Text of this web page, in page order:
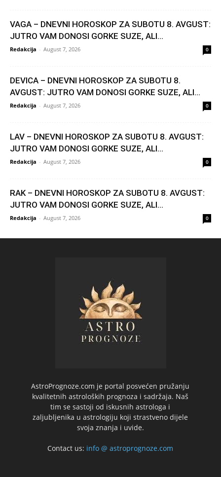
VAGA – DNEVNI HOROSKOP ZA SUBOTU 8. AVGUST:
JUTRO VAM DONOSI GORKE SUZE, ALI...
Redakcija - August 7, 2026 0
DEVICA – DNEVNI HOROSKOP ZA SUBOTU 8.
AVGUST: JUTRO VAM DONOSI GORKE SUZE, ALI...
Redakcija - August 7, 2026 0
LAV – DNEVNI HOROSKOP ZA SUBOTU 8. AVGUST:
JUTRO VAM DONOSI GORKE SUZE, ALI...
Redakcija - August 7, 2026 0
RAK – DNEVNI HOROSKOP ZA SUBOTU 8. AVGUST:
JUTRO VAM DONOSI GORKE SUZE, ALI...
Redakcija - August 7, 2026 0
AstroPrognoze.com je portal posvećen pružanju
kvalitetnih astroloških prognoza i sadržaja. Naš
tim se sastoji od iskusnih astrologa i
zaljubljenika u astrologiju koji strastveno dijele
svoja znanja i uvide.
Contact us: info @ astroprognoze.com